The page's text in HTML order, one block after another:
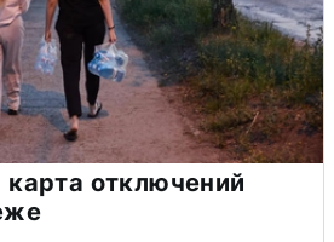
отключений